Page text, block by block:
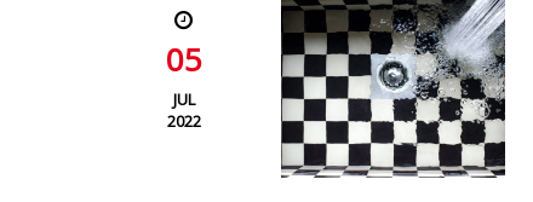
05
JUL
2022